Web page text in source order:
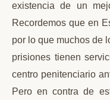
existencia de un
Recordemos que en
por lo que muchos de
prisiones tienen
centro penitenciario
Pero en contra de